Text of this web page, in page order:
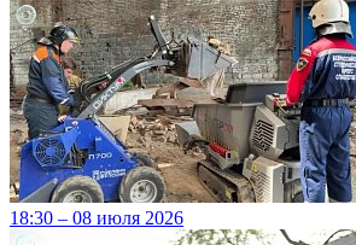
18:30 – 08 июля 2026